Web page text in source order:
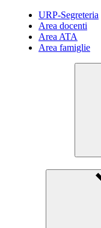
URP-Segreteria
Area docenti
Area ATA
Area famiglie